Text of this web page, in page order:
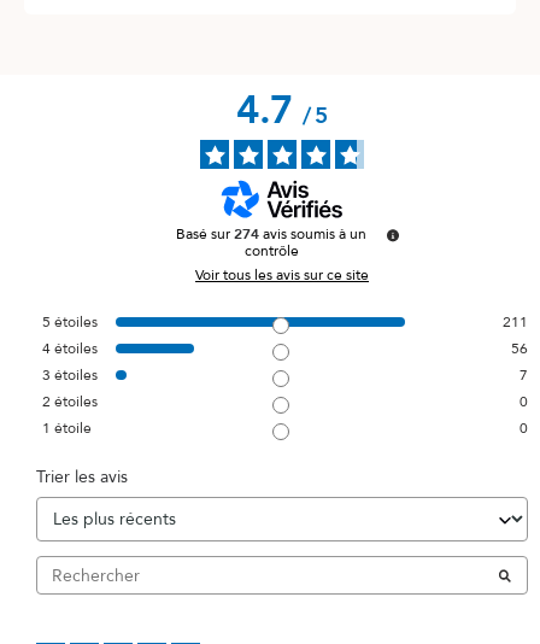
4.7/5
Basé sur274avis soumis à un
contrôle
Voir tous les avis sur ce site
5 étoiles
211
4étoiles
56
3 étoiles
7
2 étoiles
0
1 étoile 0
Trier les avis